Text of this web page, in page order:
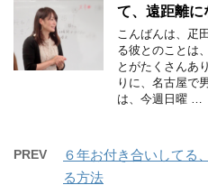
て、遠距離に
こんばんは、疋
る彼とのことは
とがたくさんあ
りに、名古屋で
は、今週日曜 …
PREV
６年お付き合いしてる
る方法